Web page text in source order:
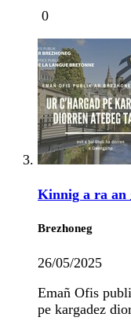
0
Kinnig a ra an
Brezhoneg
26/05/2025
Emañ Ofis
pe kargadez